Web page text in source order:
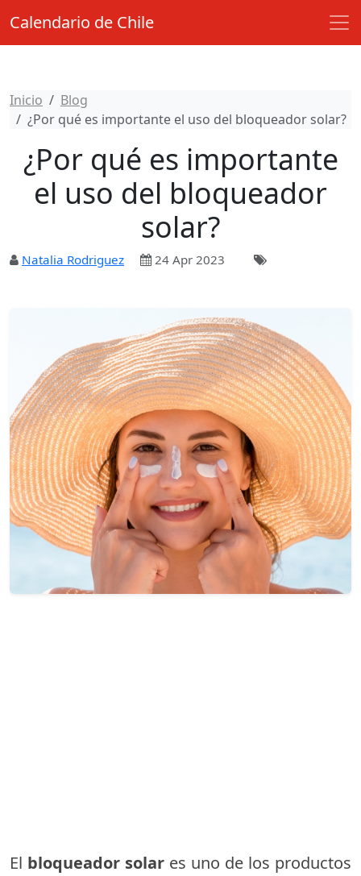
Calendario de Chile
Inicio
Blog
¿Por qué es importante el uso del bloqueador solar?
¿Por qué es importante
el uso del bloqueador
solar?
Natalia Rodriguez 24 Apr 2023
El bloqueador solar es uno de los productos